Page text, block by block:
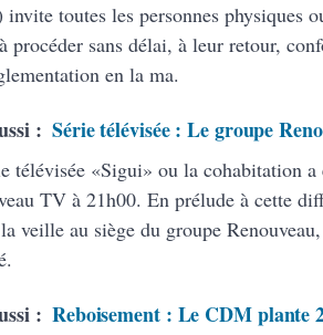
toutes les personnes physiques
procéder sans délai, à leur retour,
en la ma.
: Série télévisée : Le groupe
télévisée «Sigui» ou la cohabitation
TV à 21h00. En prélude à cette
veille au siège du groupe
: Reboisement : Le CDM plante